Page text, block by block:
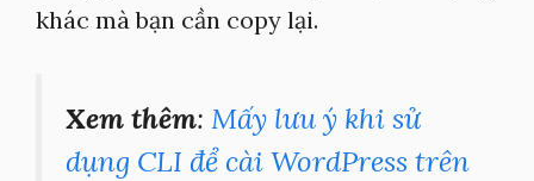
khác mà bạn cần copy lại.
Xem thêm: Mấy lưu ý khi sử
dụng CLI để cài WordPress trên